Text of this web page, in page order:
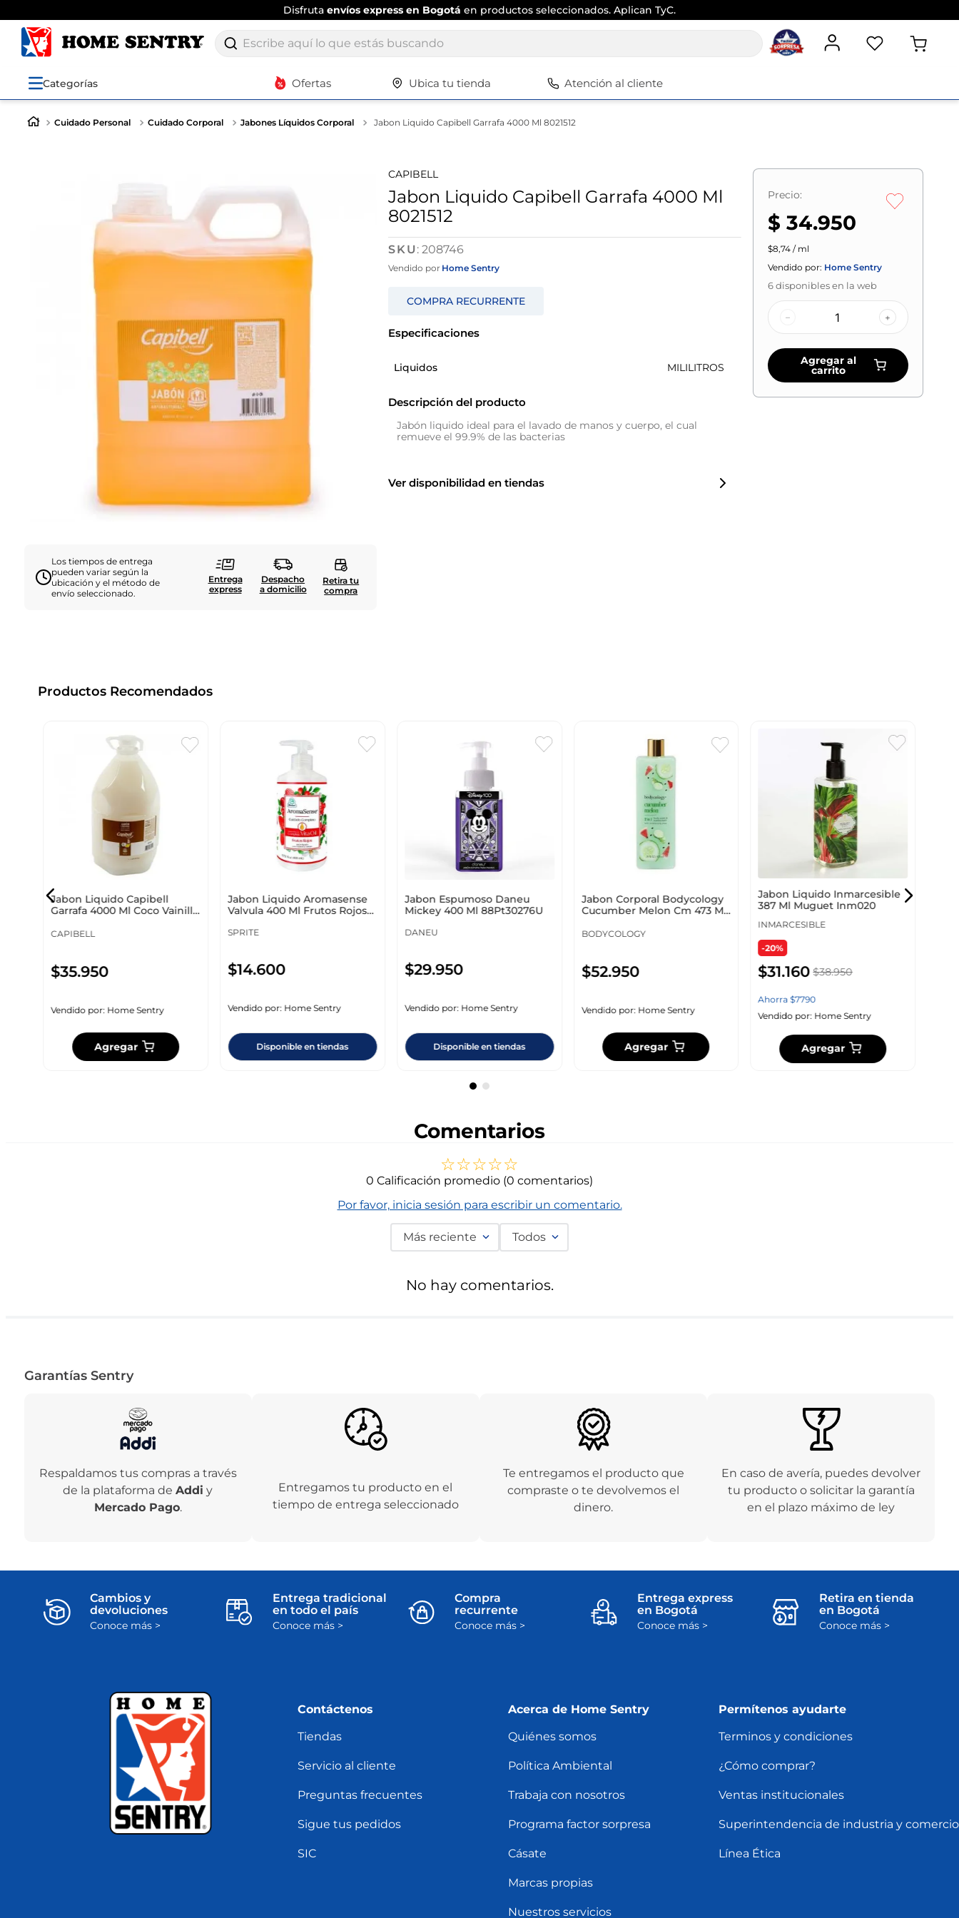
Disfruta envíos express en Bogotá en productos seleccionados. Aplican TyC.
Escribe aquí lo que estás buscando
Categorías Ofertas Ubica tu tienda Atención al cliente
Cuidado Personal Cuidado Corporal Jabones Líquidos Corporal Jabon Liquido Capibell Garrafa 4000 Ml 8021512
Los tiempos de entrega
pueden variar según la
ubicación y el método de
envío seleccionado.
Entrega
express
Despacho
a domicilio
Retira tu
compra
CAPIBELL
Jabon Liquido Capibell Garrafa 4000 Ml
8021512
:208746
Vendido por Home Sentry
Especificaciones
Liquidos MILILITROS
Descripción del producto
Jabón liquido ideal para el lavado de manos y cuerpo, el cual
remueve el 99.9% de las bacterias
Ver disponibilidad en tiendas
Precio:
$ 34.950
$8,74 / ml
Vendido por: Home Sentry
6disponibles en la web
– +
Agregar al
carrito
Productos Recomendados
Jabon Liquido Capibell
Garrafa 4000 Ml Coco Vainilla
CAPIBELL
$35.950
Vendido por: Home Sentry
Agregar
Jabon Liquido Aromasense
Valvula 400 Ml Frutos Rojos
SPRITE
$14.600
Vendido por: Home Sentry
Disponible en tiendas
Jabon Espumoso Daneu
Mickey 400 Ml 88Pt30276U
DANEU
$29.950
Vendido por: Home Sentry
Disponible en tiendas
Jabon Corporal Bodycology
Cucumber Melon Cm 473 Ml
BODYCOLOGY
$52.950
Vendido por: Home Sentry
Agregar
Jabon Liquido Inmarcesible
387 Ml Muguet Inm020
INMARCESIBLE
-20%
$31.160 $38.950
Ahorra$7790
Vendido por: Home Sentry
Agregar
Comentarios
☆☆☆☆☆
0 Calificación promedio (0 comentarios)
Por favor, inicia sesión para escribir un comentario.
Más reciente Todos
No hay comentarios.
Garantías Sentry
Respaldamos tus compras a través
de la plataforma deAddi y
Mercado Pago.
Entregamos tu producto en el
tiempo de entrega seleccionado
Te entregamos el producto que
compraste o te devolvemos el
dinero.
En caso de avería, puedes devolver
tu producto o solicitar la garantía
en el plazo máximo de ley
Cambios y
devoluciones
Conoce más >
Entrega tradicional
en todo el país
Conoce más >
Compra
recurrente
Conoce más >
Entrega express
en Bogotá
Conoce más >
Retira en tienda
en Bogotá
Conoce más >
Contáctenos
Tiendas
Servicio al cliente
Preguntas frecuentes
Sigue tus pedidos
SIC
Acerca de Home Sentry
Quiénes somos
Política Ambiental
Trabaja con nosotros
Programa factor sorpresa
Cásate
Marcas propias
Nuestros servicios
Permítenos ayudarte
Terminos y condiciones
¿Cómo comprar?
Ventas institucionales
Superintendencia de industria y comercio
Línea Ética
Términos más buscados
silla
closet
espejo
vajillas
cuadros